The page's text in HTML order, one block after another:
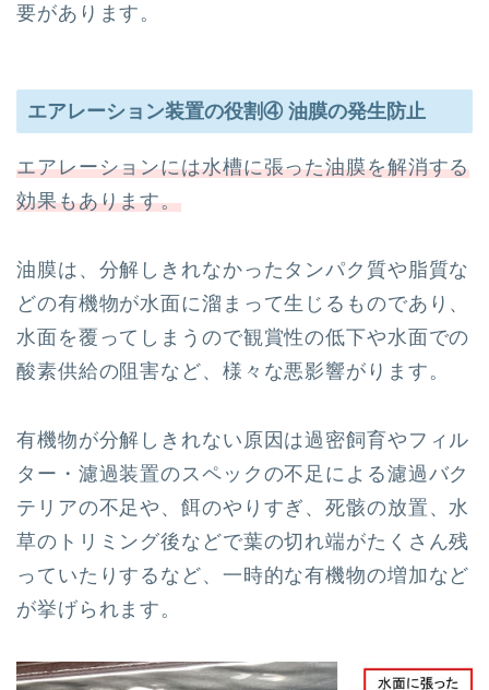
要があります。
エアレーション装置の役割④ 油膜の発生防止
エアレーションには水槽に張った油膜を解消する
効果もあります。
油膜は、分解しきれなかったタンパク質や脂質な
どの有機物が水面に溜まって生じるものであり、
水面を覆ってしまうので観賞性の低下や水面での
酸素供給の阻害など、様々な悪影響がります。
有機物が分解しきれない原因は過密飼育やフィル
ター・濾過装置のスペックの不足による濾過バク
テリアの不足や、餌のやりすぎ、死骸の放置、水
草のトリミング後などで葉の切れ端がたくさん残
っていたりするなど、一時的な有機物の増加など
が挙げられます。